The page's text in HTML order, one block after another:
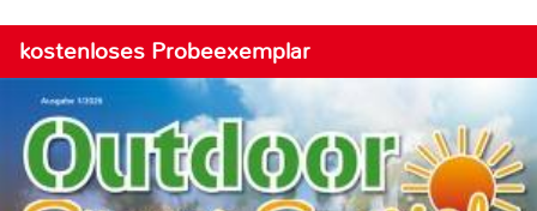
kostenloses Probeexemplar